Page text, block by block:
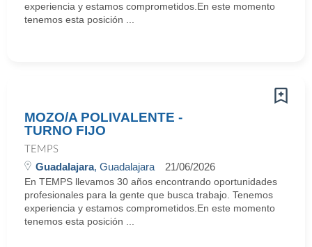
experiencia y estamos comprometidos.En este momento
tenemos esta posición ...
MOZO/A POLIVALENTE -
TURNO FIJO
TEMPS
Guadalajara, Guadalajara 21/06/2026
En TEMPS llevamos 30 años encontrando oportunidades
profesionales para la gente que busca trabajo. Tenemos
experiencia y estamos comprometidos.En este momento
tenemos esta posición ...